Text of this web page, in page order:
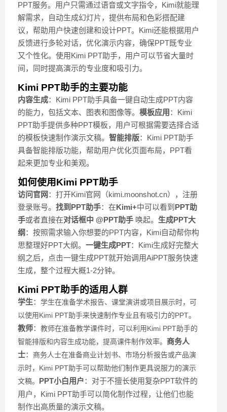
PPT服务。用户只需通过语音或文字指令，Kimi就能理
解需求，自动生成幻灯片，提供布局和色彩搭配建
议，帮助用户快速创建和设计PPT。Kimi还能根据用户
反馈进行多轮对话，优化演示内容，确保PPT既专业
又个性化。使用Kimi PPT助手，用户可以节省大量时
间，同时提高演示的专业度和吸引力。
Kimi PPT助手的主要功能
内容生成：Kimi PPT助手具备一键自动生成PPT内容
的能力，包括文本、图表和图像等。 模板应用 ：Kimi
PPT助手提供多种PPT模板，用户可根据需要选择合适
的模板快速制作演示文稿。 智能排版：Kimi PPT助手
具备智能排版功能，帮助用户优化页面布局，PPT看
起来更加专业和美观。
如何使用Kimi PPT助手
访问官网 ：打开Kimi官网（kimi.moonshot.cn），注册
登录账号。 找到PPT助手：在Kimi+中可以看到 PPT助
手或者直接在对话框中 @PPT助手 唤起。 生成PPT大
纲 ：按照需求输入你想要的PPT内容，Kimi自动帮你构
思整理好PPT大纲。 一键生成PPT：Kimi生成好完整大
纲之后，点击一键生成PPT就开始调用AiPPT服务快速
生成，整个过程大概1-2分钟。
Kimi PPT助手的适用人群
学生： 学生在准备学术报告、课堂演讲或项目展示时，可
以使用Kimi PPT助手来快速制作专业且有吸引力的PPT。
教师： 教师在准备教学课件时，可以利用Kimi PPT助手的
智能排版和内容生成功能，提高课件制作效率。 商务人
士： 商务人士在准备商业计划书、市场分析报告或产品演
示时，Kimi PPT助手可以帮助他们制作更具说服力的演示
文稿。 PPT小白用户：对于不擅长使用复杂PPT软件的
用户，Kimi PPT助手可以简化制作过程，让他们也能
制作出高质量的演示文稿。